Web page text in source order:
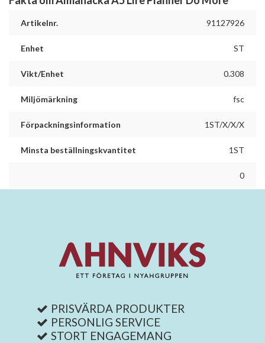
Artikelnr. 91127926
Enhet ST
Vikt/Enhet 0.308
Miljömärkning fsc
Förpackningsinformation 1ST/X/X/X
Minsta beställningskvantitet 1ST
0
PRISVÄRDA PRODUKTER
PERSONLIG SERVICE
STORT ENGAGEMANG